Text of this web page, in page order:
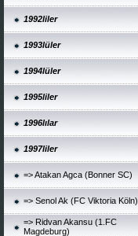
1992liler
1993lüler
1994lüler
1995liler
1996lılar
1997liler
=> Atakan Agca (Bonner SC)
=> Senol Ak (FC Viktoria Köln)
=> Ridvan Akansu (1.FC
Magdeburg)